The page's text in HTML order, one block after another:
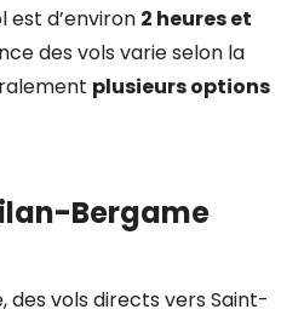
est d’environ 2 heures et
des vols varie selon la
plusieurs options
Bergame
des vols directs vers Saint-